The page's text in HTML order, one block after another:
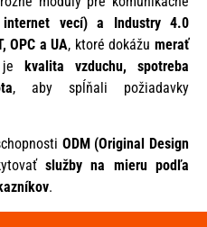
vecí) a Industry 4.0
OPC a UA, ktoré dokážumerať
jekvalita vzduchu, spotreba
, aby spĺňali požiadavky
ODM (Original Design
služby na mieru podľa
.